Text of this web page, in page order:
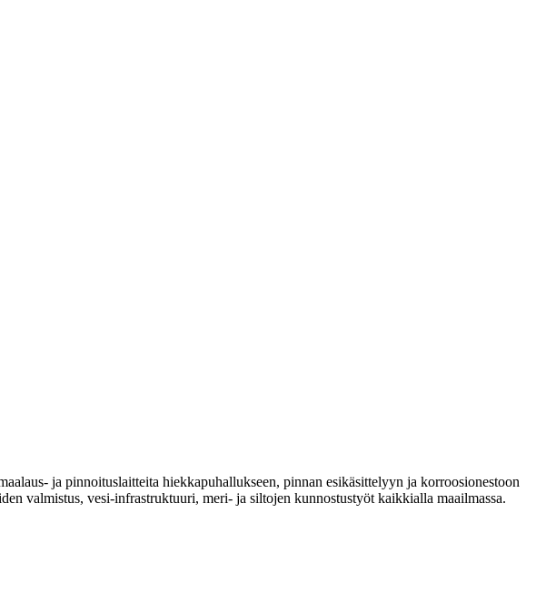
ja pinnoituslaitteita hiekkapuhallukseen, pinnan esikäsittelyyn ja korroosionestoon
valmistus, vesi-infrastruktuuri, meri- ja siltojen kunnostustyöt kaikkialla maailmassa.